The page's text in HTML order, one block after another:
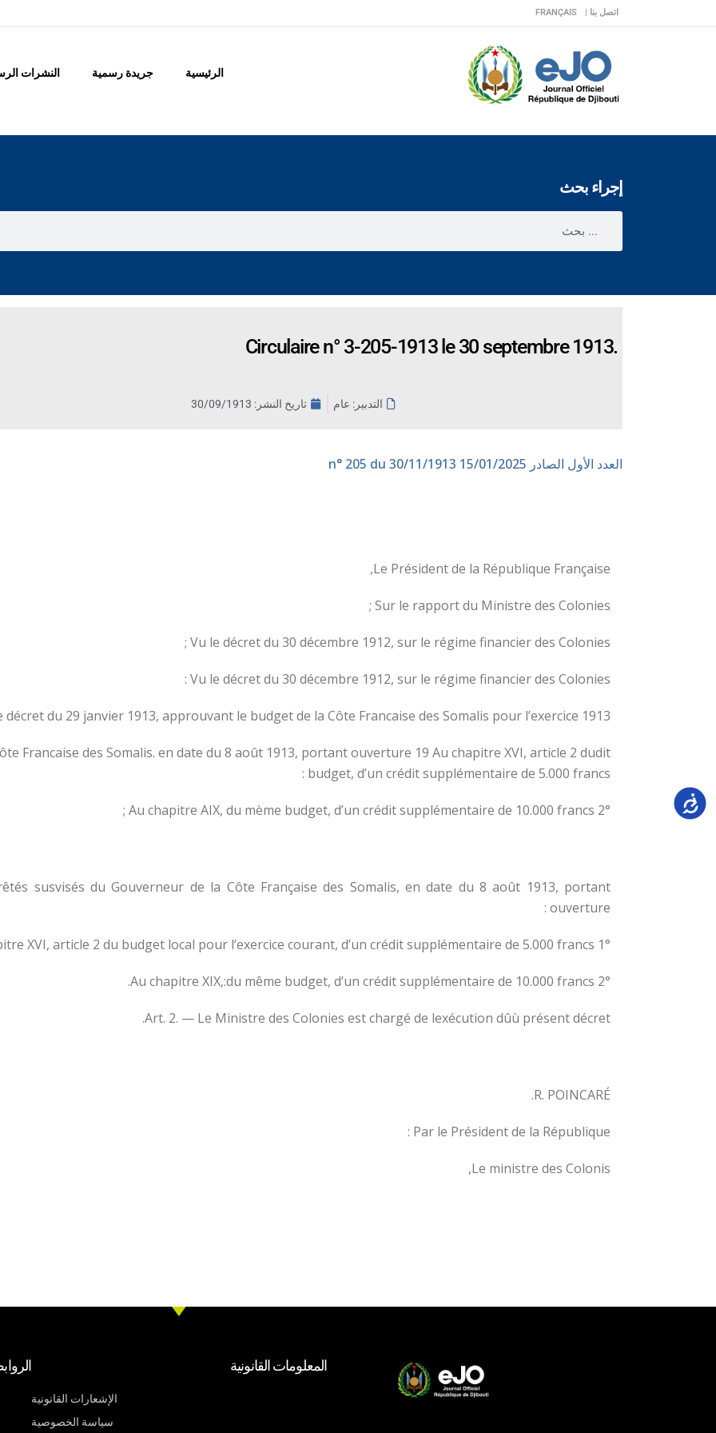
اتصل بنا | FRANÇAIS
الرئيسية جريدة رسمية النشرات
إجراء بحث
Circulaire n° 3-205-1913 le 30 septembre 1913.
التدبير: عام تاريخ النشر: 30/09/1913
العدد الأول الصادر 15/01/2025
Le Président de la République Française,
Sur le rapport du Ministre des Colonies ;
Vu le décret du 30 décembre 1912, sur le régime financier des Colonies ;
Vu le décret du 30 décembre 1912, sur le régime financier des Colonies :
décret du 29 janvier 1913, approuvant le budget de la Côte Francaise des Somalis pour l’exercice 1913 :
Francaise des Somalis. en date du 8 août 1913, portant ouverture 19 Au chapitre XVI, article 2 dudit
budget, d’un crédit supplémentaire de 5.000 francs :
2° Au chapitre AIX, du mème budget, d’un crédit supplémentaire de 10.000 francs ;
susvisés du Gouverneur de la Côte Française des Somalis, en date du 8 août 1913, portant
ouverture :
1° Au chapitre XVI, article 2 du budget local pour l’exercice courant, d’un crédit supplémentaire de 5.000 francs :
2° Au chapitre XIX,:du même budget, d’un crédit supplémentaire de 10.000 francs.
Art. 2. — Le Ministre des Colonies est chargé de lexécution dûù présent décret.
R. POINCARÉ.
Par le Président de la République :
Le ministre des Colonis,
المعلومات القانونية
الإشعارات القانونية
سياسة الخصوصية